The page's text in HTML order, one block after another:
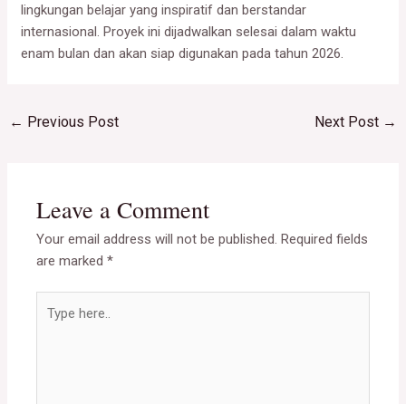
lingkungan belajar yang inspiratif dan berstandar
internasional. Proyek ini dijadwalkan selesai dalam waktu
enam bulan dan akan siap digunakan pada tahun 2026.
← Previous Post Next Post →
Leave a Comment
Your email address will not be published. Required fields
are marked*
here..